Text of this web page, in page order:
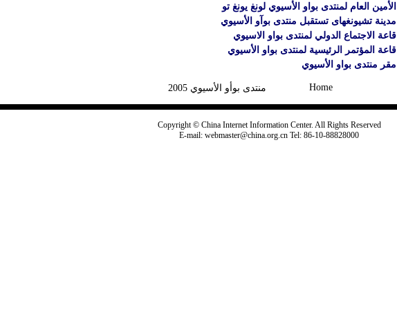
الأمين العام لمنتدى بواو الأسيوي لونغ يونغ تو
مدينة تشيونغهاى تستقبل منتدى بوآو الأسيوي
قاعة الاجتماع الدولي لمنتدى بواو الاسيوي
قاعة المؤتمر الرئيسية لمنتدى بواو الأسيوي
مقر منتدى بواو الأسيوي
منتدى بوأو الأسيوي 2005 Home
Copyright © China Internet Information Center. All Rights Reserved
E-mail: webmaster@china.org.cn Tel: 86-10-88828000